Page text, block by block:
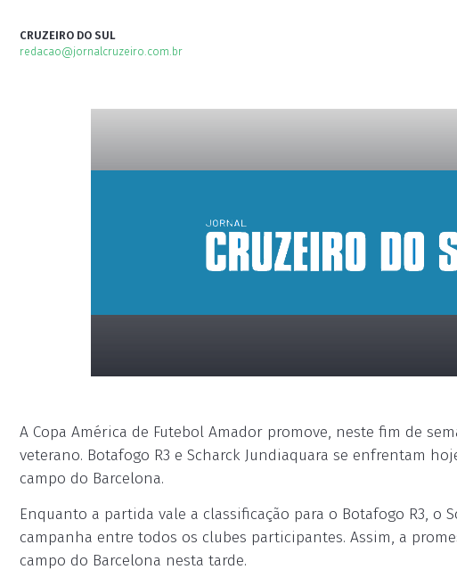
CRUZEIRO DO SUL
redacao@jornalcruzeiro.com.br
A Copa América de Futebol Amador promove, neste fim de
veterano. Botafogo R3 e Scharck Jundiaquara se enfrentam
campo do Barcelona.
Enquanto a partida vale a classificação para o Botafogo R3, o
campanha entre todos os clubes participantes. Assim, a
campo do Barcelona nesta tarde.